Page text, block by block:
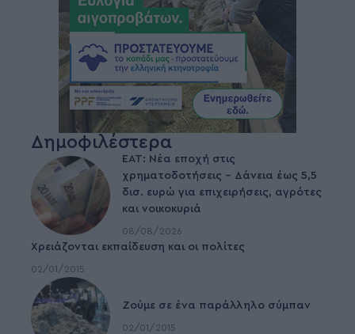
Δημοφιλέστερα
ΕΑΤ: Νέα εποχή στις
χρηματοδοτήσεις – Δάνεια έως 5,5
δισ. ευρώ για επιχειρήσεις, αγρότες
και νοικοκυριά
08/08/2026
Χρειάζονται εκπαίδευση και οι πολίτες
02/01/2015
Ζούμε σε ένα παράλληλο σύμπαν
02/01/2015